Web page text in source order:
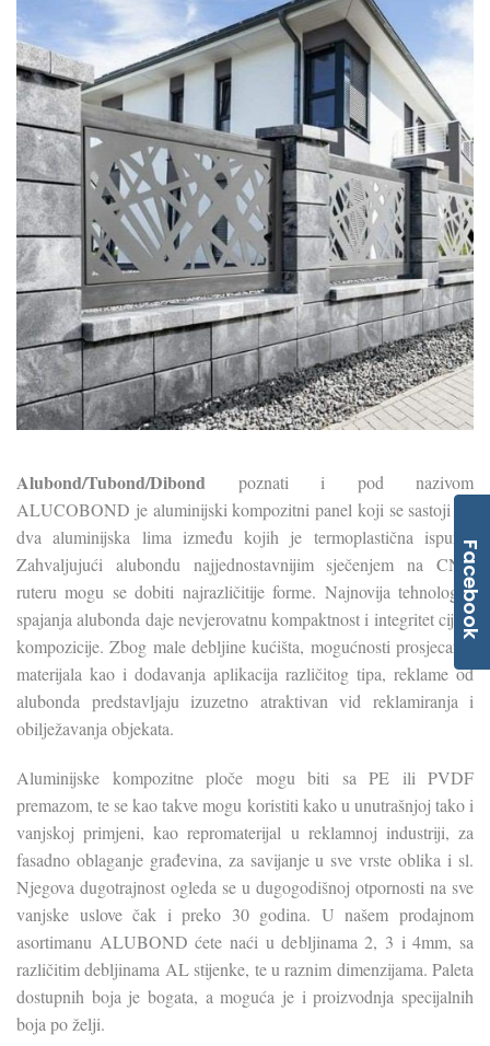
Alubond/Tubond/Dibond poznati i pod nazivom
ALUCOBOND je aluminijski kompozitni panel koji se sastoji od
dva aluminijska lima između kojih je termoplastična ispuna.
Zahvaljujući alubondu najjednostavnijim sječenjem na CNC
ruteru mogu se dobiti najrazličitije forme. Najnovija tehnologija
spajanja alubonda daje nevjerovatnu kompaktnost i integritet cijele
kompozicije. Zbog male debljine kućišta, mogućnosti prosjecanja
materijala kao i dodavanja aplikacija različitog tipa, reklame od
alubonda predstavljaju izuzetno atraktivan vid reklamiranja i
obilježavanja objekata.
Aluminijske kompozitne ploče mogu biti sa PE ili PVDF
premazom, te se kao takve mogu koristiti kako u unutrašnjoj tako i
vanjskoj primjeni, kao repromaterijal u reklamnoj industriji, za
fasadno oblaganje građevina, za savijanje u sve vrste oblika i sl.
Njegova dugotrajnost ogleda se u dugogodišnoj otpornosti na sve
vanjske uslove čak i preko 30 godina. U našem prodajnom
asortimanu ALUBOND ćete naći u debljinama 2, 3 i 4mm, sa
različitim debljinama AL stijenke, te u raznim dimenzijama. Paleta
dostupnih boja je bogata, a moguća je i proizvodnja specijalnih
boja po želji.
Facebook